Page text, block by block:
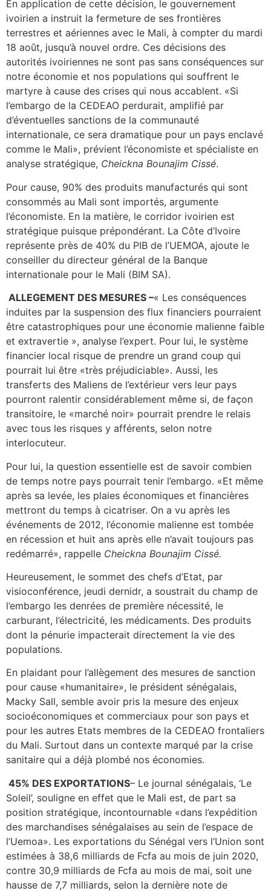
En application de cette décision, le gouvernement
ivoirien a instruit la fermeture de ses frontières
terrestres et aériennes avec le Mali, à compter du mardi
18 août, jusqu’à nouvel ordre. Ces décisions des
autorités ivoiriennes ne sont pas sans conséquences sur
notre économie et nos populations qui souffrent le
martyre à cause des crises qui nous accablent. «Si
l’embargo de la CEDEAO perdurait, amplifié par
d’éventuelles sanctions de la communauté
internationale, ce sera dramatique pour un pays enclavé
comme le Mali», prévient l’économiste et spécialiste en
analyse stratégique, Cheickna Bounajim Cissé.
Pour cause, 90% des produits manufacturés qui sont
consommés au Mali sont importés, argumente
l’économiste. En la matière, le corridor ivoirien est
stratégique puisque prépondérant. La Côte d’Ivoire
représente près de 40% du PIB de l’UEMOA, ajoute le
conseiller du directeur général de la Banque
internationale pour le Mali (BIM SA).
ALLEGEMENT DES MESURES –« Les conséquences
induites par la suspension des flux financiers pourraient
être catastrophiques pour une économie malienne faible
et extravertie », analyse l’expert. Pour lui, le système
financier local risque de prendre un grand coup qui
pourrait lui être «très préjudiciable». Aussi, les
transferts des Maliens de l’extérieur vers leur pays
pourront ralentir considérablement même si, de façon
transitoire, le «marché noir» pourrait prendre le relais
avec tous les risques y afférents, selon notre
interlocuteur.
Pour lui, la question essentielle est de savoir combien
de temps notre pays pourrait tenir l’embargo. «Et même
après sa levée, les plaies économiques et financières
mettront du temps à cicatriser. On a vu après les
événements de 2012, l’économie malienne est tombée
en récession et huit ans après elle n’avait toujours pas
redémarré», rappelle Cheickna Bounajim Cissé.
Heureusement, le sommet des chefs d’Etat, par
visioconférence, jeudi dernidr, a soustrait du champ de
l’embargo les denrées de première nécessité, le
carburant, l’électricité, les médicaments. Des produits
dont la pénurie impacterait directement la vie des
populations.
En plaidant pour l’allègement des mesures de sanction
pour cause «humanitaire», le président sénégalais,
Macky Sall, semble avoir pris la mesure des enjeux
socioéconomiques et commerciaux pour son pays et
pour les autres Etats membres de la CEDEAO frontaliers
du Mali. Surtout dans un contexte marqué par la crise
sanitaire qui a déjà plombé nos économies.
45% DES EXPORTATIONS– Le journal sénégalais, ‘Le
Soleil’, souligne en effet que le Mali est, de part sa
position stratégique, incontournable «dans l’expédition
des marchandises sénégalaises au sein de l’espace de
l’Uemoa». Les exportations du Sénégal vers l’Union sont
estimées à 38,6 milliards de Fcfa au mois de juin 2020,
contre 30,9 milliards de Fcfa au mois de mai, soit une
hausse de 7,7 milliards, selon la dernière note de